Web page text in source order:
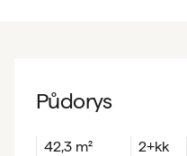
Půdorys
42,3 m² 2+kk